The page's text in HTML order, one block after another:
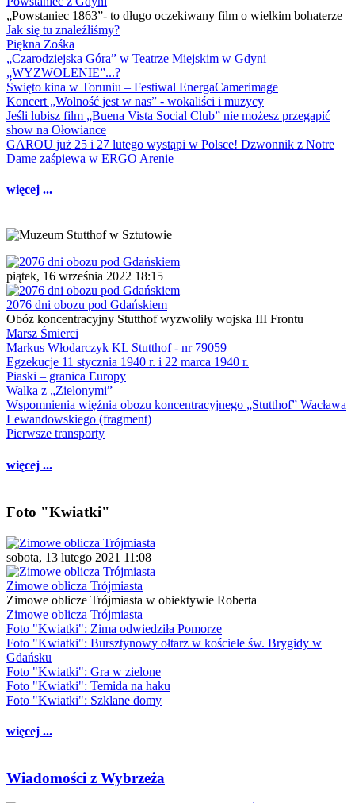
„Powstaniec 1863”- to długo oczekiwany film o wielkim bohaterze
Jak się tu znaleźliśmy?
Piękna Zośka
„Czarodziejska Góra” w Teatrze Miejskim w Gdyni
„WYZWOLENIE”...?
Święto kina w Toruniu – Festiwal EnergaCamerimage
Koncert „Wolność jest w nas” - wokaliści i muzycy
Jeśli lubisz film „Buena Vista Social Club” nie możesz przegapić
show na Ołowiance
GAROU już 25 i 27 lutego wystąpi w Polsce! Dzwonnik z Notre
Dame zaśpiewa w ERGO Arenie
więcej ...
piątek, 16 września 2022 18:15
2076 dni obozu pod Gdańskiem
Obóz koncentracyjny Stutthof wyzwoliły wojska III Frontu
Marsz Śmierci
Markus Włodarczyk KL Stutthof - nr 79059
Egzekucje 11 stycznia 1940 r. i 22 marca 1940 r.
Piaski – granica Europy
Walka z „Zielonymi”
Wspomnienia więźnia obozu koncentracyjnego „Stutthof” Wacława
Lewandowskiego (fragment)
Pierwsze transporty
więcej ...
Foto "Kwiatki"
sobota, 13 lutego 2021 11:08
Zimowe oblicza Trójmiasta
Zimowe oblicze Trójmiasta w obiektywie Roberta
Zimowe oblicza Trójmiasta
Foto "Kwiatki": Zima odwiedziła Pomorze
Foto "Kwiatki": Bursztynowy ołtarz w kościele św. Brygidy w
Gdańsku
Foto "Kwiatki": Gra w zielone
Foto "Kwiatki": Temida na haku
Foto "Kwiatki": Szklane domy
więcej ...
Wiadomości z Wybrzeża